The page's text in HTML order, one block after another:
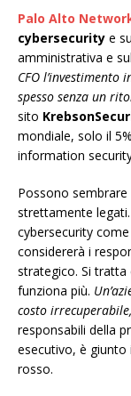
Palo Alto
cybersecurity e
amministrativa e
CFO l’investimento
spesso senza un
sito
mondiale, solo il
information
Possono
strettamente
cybersecurity
considererà i
strategico. Si
funziona più.
costo
responsabili della
esecutivo, è
rosso.